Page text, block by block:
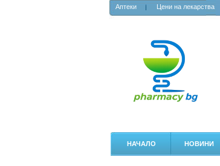
Аптеки Цени на лекарства
НАЧАЛО НОВИНИ